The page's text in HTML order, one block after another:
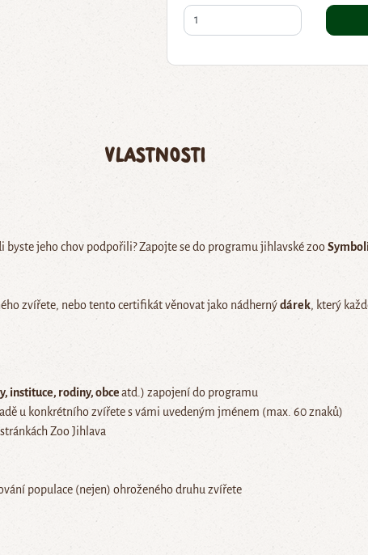
Vlastnosti
jeho chov podpořili? Zapojte se do programu jihlavské zoo
zvířete, nebo tento certifikát věnovat jako nádhernýdárek, který
instituce, rodiny, obceatd.) zapojení do programu
u konkrétního zvířete s vámi uvedeným jménem (max. 60 znaků)
Zoo Jihlava
populace (nejen) ohroženého druhu zvířete